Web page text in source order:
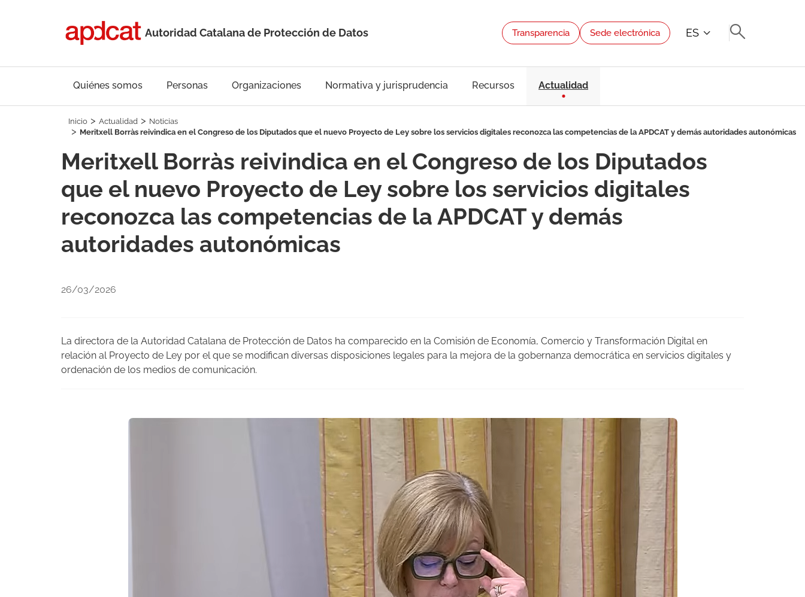
Autoridad Catalana de Protección de Datos Transparencia Sede electrónica ES
Quiénes somos Personas Organizaciones Normativa y jurisprudencia Recursos Actualidad
Inicio Actualidad
Noticias
Meritxell Borràs reivindica en el Congreso de los Diputados que el nuevo Proyecto de Ley sobre los servicios digitales reconozca las competencias de la APDCAT y demás autoridades autonómicas
Meritxell Borràs reivindica en el Congreso de los Diputados
que el nuevo Proyecto de Ley sobre los servicios digitales
reconozca las competencias de la APDCAT y demás
autoridades autonómicas
26/03/2026
La directora de la Autoridad Catalana de Protección de Datos ha comparecido en la Comisión de Economía, Comercio y Transformación Digital en
relación al Proyecto de Ley por el que se modifican diversas disposiciones legales para la mejora de la gobernanza democrática en servicios digitales y
ordenación de los medios de comunicación.